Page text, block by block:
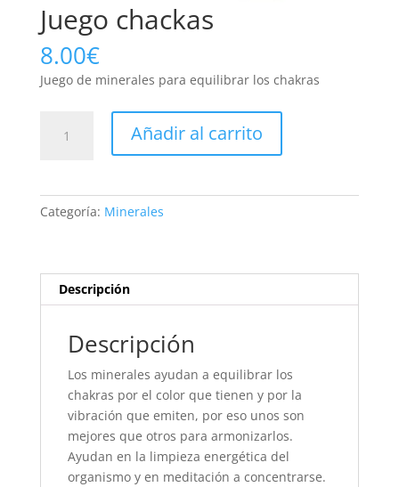
Juego chackas
8.00€
Juego de minerales para equilibrar los chakras
chackas
Añadir al carrito
Categoría: Minerales
Descripción
Descripción
Los minerales ayudan a equilibrar los
chakras por el color que tienen y por la
vibración que emiten, por eso unos son
mejores que otros para armonizarlos.
Ayudan en la limpieza energética del
organismo y en meditación a concentrarse.